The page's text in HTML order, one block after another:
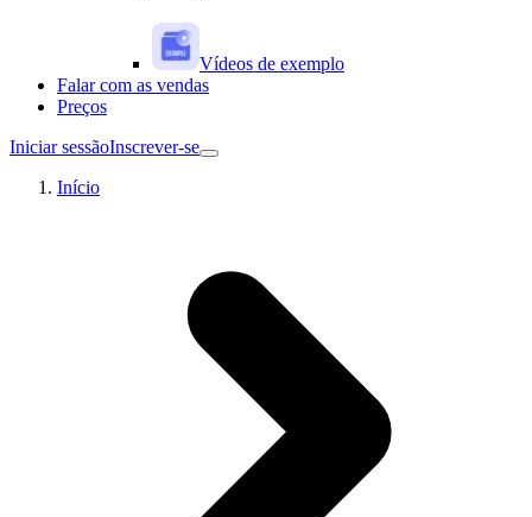
Vídeos de exemplo
Falar com as vendas
Preços
Iniciar sessãoInscrever-se
Início